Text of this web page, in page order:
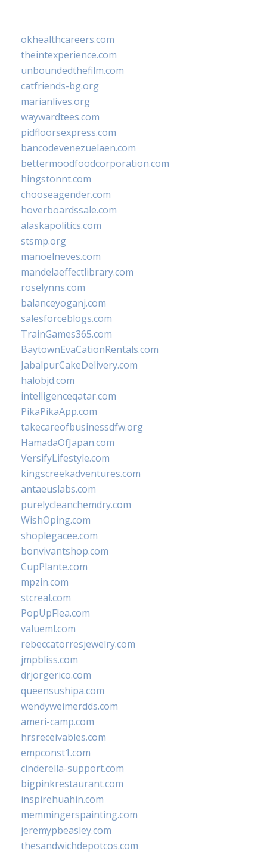
okhealthcareers.com
theintexperience.com
unboundedthefilm.com
catfriends-bg.org
marianlives.org
waywardtees.com
pidfloorsexpress.com
bancodevenezuelaen.com
bettermoodfoodcorporation.com
hingstonnt.com
chooseagender.com
hoverboardssale.com
alaskapolitics.com
stsmp.org
manoelneves.com
mandelaeffectlibrary.com
roselynns.com
balanceyoganj.com
salesforceblogs.com
TrainGames365.com
BaytownEvaCationRentals.com
JabalpurCakeDelivery.com
halobjd.com
intelligenceqatar.com
PikaPikaApp.com
takecareofbusinessdfw.org
HamadaOfJapan.com
VersifyLifestyle.com
kingscreekadventures.com
antaeuslabs.com
purelycleanchemdry.com
WishOping.com
shoplegacee.com
bonvivantshop.com
CupPlante.com
mpzin.com
stcreal.com
PopUpFlea.com
valueml.com
rebeccatorresjewelry.com
jmpbliss.com
drjorgerico.com
queensushipa.com
wendyweimerdds.com
ameri-camp.com
hrsreceivables.com
empconst1.com
cinderella-support.com
bigpinkrestaurant.com
inspirehuahin.com
memmingerspainting.com
jeremypbeasley.com
thesandwichdepotcos.com